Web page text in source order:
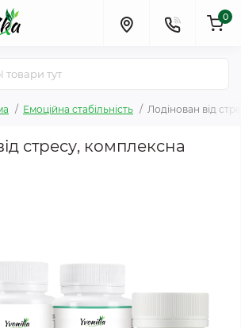
0
Емоційна стабільність Лодінован від
стресу, комплексна